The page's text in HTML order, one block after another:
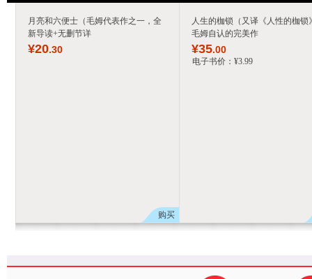
月亮和六便士（毛姆代表作之一，全
新导读+无删节详
¥20.30
购买
人生的枷锁（又译《人性的枷锁
毛姆自认的完美作
¥35.00
电子书价： ¥3.99